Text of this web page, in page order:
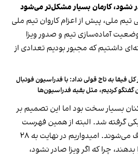
نشود، کارمان بسیار مشکل‌تر می‌شود
تیم ملی، پیش از اعزام کاروان تیم ملی
وضعیت آماده‌سازی تیم و صدور ویزا
داشتیم که مجبور بودیم تعدادی از
کل فیفا به تاج قولی نداد: با فدراسیون فوتبال
گفتگو کردیم، مثل بقیه فدراسیون‌ها
بسیار سخت بود اما این تصمیم بر
گرفته شد. البته از همین فهرست
فعلی هم چند نفر حذف می‌شوند. امیدواریم در نهایت به ۲۸
چرا که اگر ویزا صادر نشود،